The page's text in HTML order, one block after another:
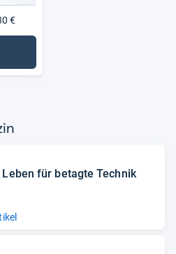
€
Wasserkühlungen
Leben für betagte Tech­nik